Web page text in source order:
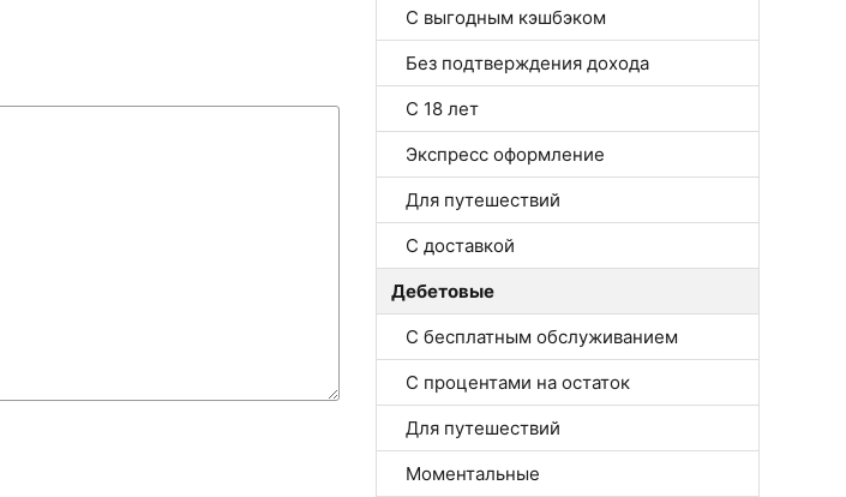
С выгодным кэшбэком
Без подтверждения дохода
С 18 лет
Экспресс оформление
Для путешествий
С доставкой
Дебетовые
С бесплатным обслуживанием
С процентами на остаток
Для путешествий
Моментальные